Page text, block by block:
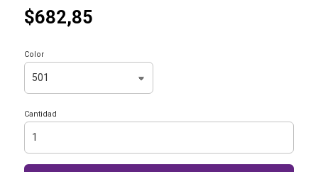
$682,85
Color
Cantidad